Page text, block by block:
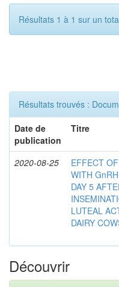
Résultats 1 à 1 sur un
Résultats trouvés :
Date de
publication
Titre
2020-08-25
EFFECT
WITH
DAY 5
LUTEAL
DAIRY
Découvrir